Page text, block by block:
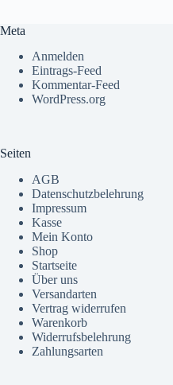
Meta
Anmelden
Eintrags-Feed
Kommentar-Feed
WordPress.org
Seiten
AGB
Datenschutzbelehrung
Impressum
Kasse
Mein Konto
Shop
Startseite
Über uns
Versandarten
Vertrag widerrufen
Warenkorb
Widerrufsbelehrung
Zahlungsarten